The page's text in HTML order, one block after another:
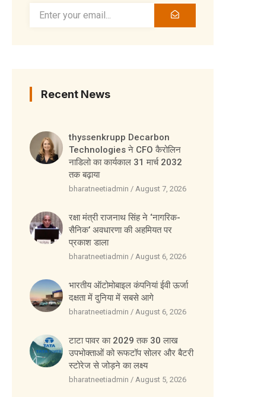
Recent News
thyssenkrupp Decarbon
Technologies ने CFO कैरोलिन
नाडिलो का कार्यकाल 31 मार्च 2032
तक बढ़ाया
bharatneetiadmin August 7, 2026
रक्षा मंत्री राजनाथ सिंह ने ‘नागरिक-
सैनिक’ अवधारणा की अहमियत पर
प्रकाश डाला
bharatneetiadmin August 6, 2026
भारतीय ऑटोमोबाइल कंपनियां ईवी ऊर्जा
दक्षता में दुनिया में सबसे आगे
bharatneetiadmin August 6, 2026
टाटा पावर का 2029 तक 30 लाख
उपभोक्ताओं को रूफटॉप सोलर और बैटरी
स्टोरेज से जोड़ने का लक्ष्य
bharatneetiadmin August 5, 2026